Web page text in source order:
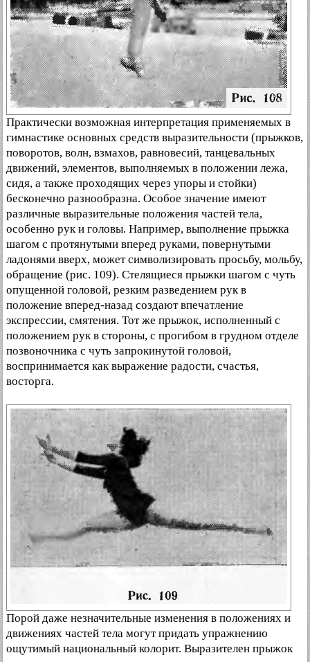
Практически возможная интерпретация применяемых в
гимнастике основных средств выразительности (прыжков,
поворотов, волн, взмахов, равновесий, танцевальных
движений, элементов, выполняемых в положении лежа,
сидя, а также проходящих через упоры и стойки)
бесконечно разнообразна. Особое значение имеют
различные выразительные положения частей тела,
особенно рук и головы. Например, выполнение прыжка
шагом с протянутыми вперед руками, повернутыми
ладонями вверх, может символизировать просьбу, мольбу,
обращение (рис. 109). Стелящиеся прыжки шагом с чуть
опущенной головой, резким разведением рук в
положение вперед-назад создают впечатление
экспрессии, смятения. Тот же прыжок, исполненный с
положением рук в стороны, с прогибом в грудном отделе
позвоночника с чуть запрокинутой головой,
воспринимается как выражение радости, счастья,
восторга.
Порой даже незначительные изменения в положениях и
движениях частей тела могут придать упражнению
ощутимый национальный колорит. Выразителен прыжок